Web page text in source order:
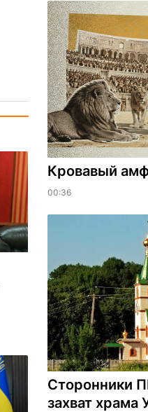
​Кровавый
00:36
Сторонники
захват